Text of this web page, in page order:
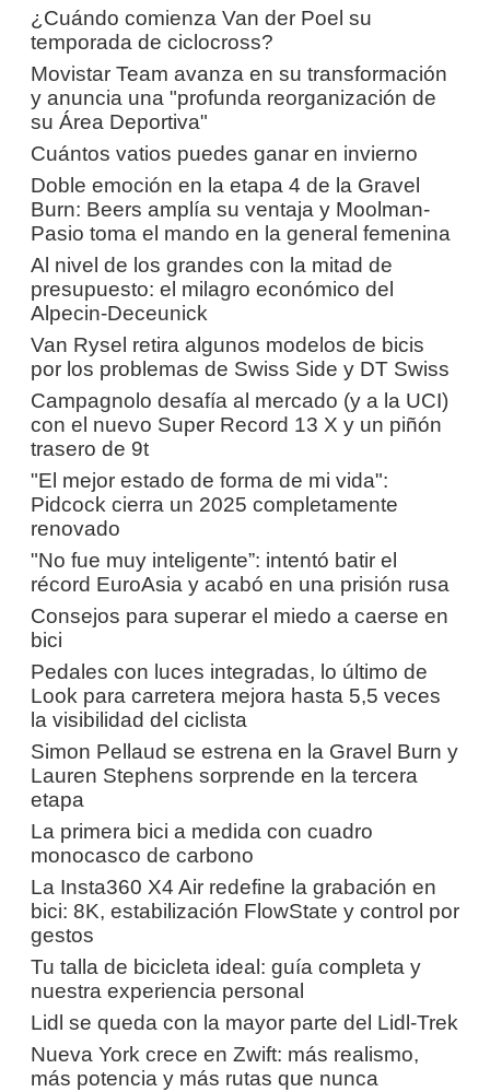
¿Cuándo comienza Van der Poel su
temporada de ciclocross?
Movistar Team avanza en su transformación
y anuncia una "profunda reorganización de
su Área Deportiva"
Cuántos vatios puedes ganar en invierno
Doble emoción en la etapa 4 de la Gravel
Burn: Beers amplía su ventaja y Moolman-
Pasio toma el mando en la general femenina
Al nivel de los grandes con la mitad de
presupuesto: el milagro económico del
Alpecin-Deceunick
Van Rysel retira algunos modelos de bicis
por los problemas de Swiss Side y DT Swiss
Campagnolo desafía al mercado (y a la UCI)
con el nuevo Super Record 13 X y un piñón
trasero de 9t
"El mejor estado de forma de mi vida":
Pidcock cierra un 2025 completamente
renovado
"No fue muy inteligente”: intentó batir el
récord EuroAsia y acabó en una prisión rusa
Consejos para superar el miedo a caerse en
bici
Pedales con luces integradas, lo último de
Look para carretera mejora hasta 5,5 veces
la visibilidad del ciclista
Simon Pellaud se estrena en la Gravel Burn y
Lauren Stephens sorprende en la tercera
etapa
La primera bici a medida con cuadro
monocasco de carbono
La Insta360 X4 Air redefine la grabación en
bici: 8K, estabilización FlowState y control por
gestos
Tu talla de bicicleta ideal: guía completa y
nuestra experiencia personal
Lidl se queda con la mayor parte del Lidl-Trek
Nueva York crece en Zwift: más realismo,
más potencia y más rutas que nunca